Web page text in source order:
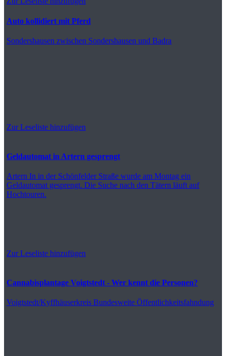
Auto kollidiert mit Pferd
Sondershausen zwischen Sondershausen und Badra
Zur Leseliste hinzufügen
Geldautomat in Artern gesprengt
Artern In in der Schönfelder Straße wurde am Montag ein
Geldautomat gesprengt. Die Suche nach den Tätern läuft auf
Hochtouren.
Zur Leseliste hinzufügen
Cannabisplantage Voigtstedt - Wer kennt die Personen?
Voigtstedt/Kyffhäuserkreis Bundesweite Öffentlichkeitsfahndung